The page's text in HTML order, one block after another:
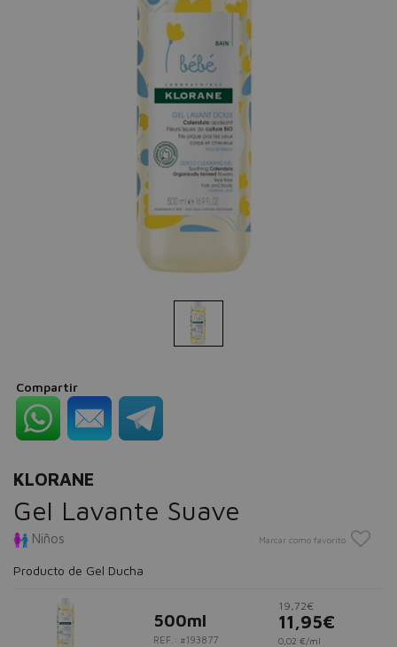
Compartir
KLORANE
Gel Lavante Suave
Niños Marcar como favorito
Producto de Gel Ducha
500ml
REF.: #193877
19,72€
11,95€
0,02 €/ml